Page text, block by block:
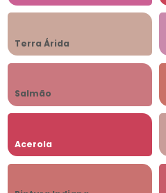
Terra Árida
Salmão
Acerola